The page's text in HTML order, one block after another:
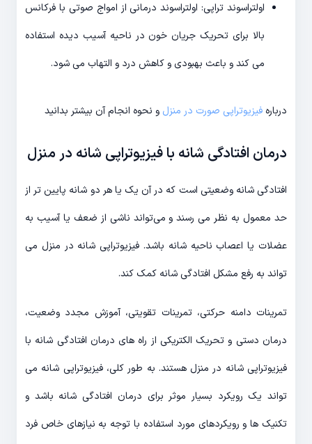
اولتراسوند تراپی: اولتراسوند درمانی از امواج صوتی با فرکانس
بالا برای تحریک جریان خون در ناحیه آسیب دیده استفاده
می کند و باعث بهبودی و کاهش درد و التهاب می شود.
درباره فیزیوتراپی صورت در منزل و نحوه انجام آن بیشتر بدانید
درمان افتادگی شانه با فیزیوتراپی شانه در منزل
افتادگی شانه وضعیتی است که در آن یک یا هر دو شانه پایین تر از
حد معمول به نظر می رسند و می‌تواند ناشی از ضعف یا آسیب به
عضلات یا اعصاب ناحیه شانه باشد. فیزیوتراپی شانه در منزل می
تواند به رفع مشکل افتادگی شانه کمک کند.
تمرینات دامنه حرکتی، تمرینات تقویتی، آموزش مجدد وضعیت،
درمان دستی و تحریک الکتریکی از راه های درمان افتادگی شانه با
فیزیوتراپی شانه در منزل هستند. به طور کلی، فیزیوتراپی شانه می
تواند یک رویکرد بسیار موثر برای درمان افتادگی شانه باشد و
تکنیک ها و رویکردهای مورد استفاده با توجه به نیازهای خاص فرد